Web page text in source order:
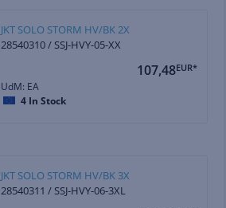
JKT SOLO STORM HV/BK 2X
28540310 / SSJ-HVY-05-XX
107,48EUR*
UdM: EA
4 In Stock
JKT SOLO STORM HV/BK 3X
28540311 / SSJ-HVY-06-3XL